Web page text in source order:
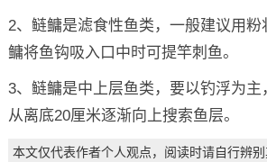
2、鲢鳙是滤食性鱼类，一般建议用粉
鳙将鱼钩吸入口中时可提竿刺鱼。
3、鲢鳙是中上层鱼类，要以钓浮为主
从离底20厘米逐渐向上搜索鱼层。
本文仅代表作者个人观点，阅读时请自行辨